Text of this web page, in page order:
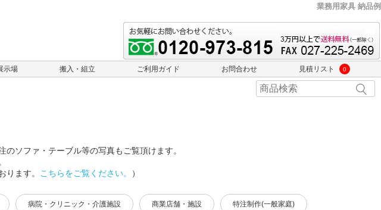
業務用家具 納品例
示場 搬入・組立 ご利用ガイド お問合わせ 見積リスト 0
ソファ・テーブル等の写真もご覧頂けます。
ります。
こちらをご覧ください。 ）
病院・クリニック・介護施設 商業店舗・施設 特注制作(一般家庭)